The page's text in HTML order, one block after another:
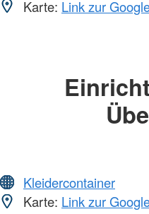
Karte: Link zur
Kleidercontainer
Karte: Link zur